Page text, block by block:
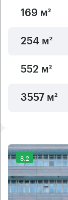
169 м²
254 м²
552 м²
3557 м²
8.2